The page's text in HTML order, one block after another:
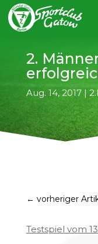
2.
Aug. 14, 2017|
← vorheriger
Testspiel vom